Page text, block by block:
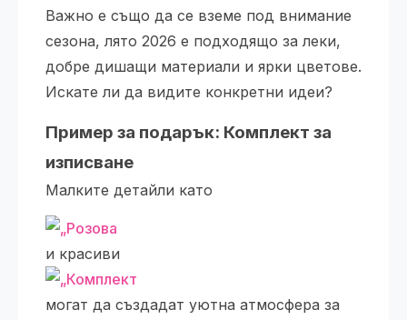
Важно е също да се вземе под внимание
сезона, лято 2026 е подходящо за леки,
добре дишащи материали и ярки цветове.
Искате ли да видите конкретни идеи?
Пример за подарък: Комплект за
изписване
Малките детайли като
и красиви
могат да създадат уютна атмосфера за